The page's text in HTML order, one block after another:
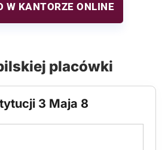
W KANTORZE ONLINE
placówki
3 Maja 8